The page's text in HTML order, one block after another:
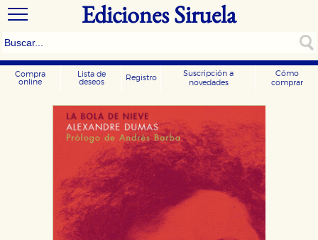
Ediciones Siruela
Compra
online
Lista de
deseos
Registro
Suscripción a
novedades
Cómo
comprar